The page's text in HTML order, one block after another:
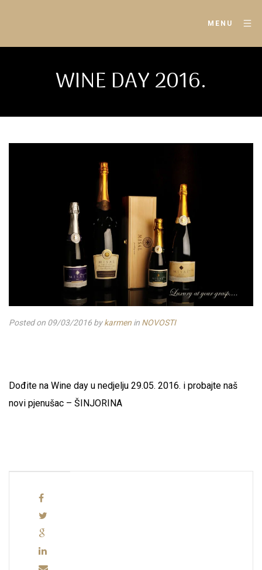
MENU
WINE DAY 2016.
Posted on 09/03/2016 bykarmen in NOVOSTI
Dođite na Wine day u nedjelju 29.05. 2016. i probajte naš
novi pjenušac – ŠINJORINA